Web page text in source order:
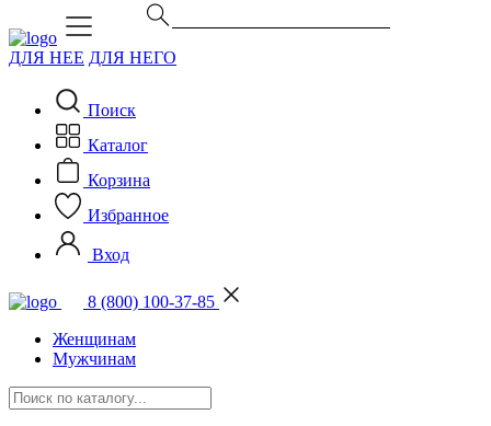
ДЛЯ НЕЕ ДЛЯ НЕГО
Поиск
Каталог
Корзина
Избранное
Вход
8 (800) 100-37-85
Женщинам
Мужчинам